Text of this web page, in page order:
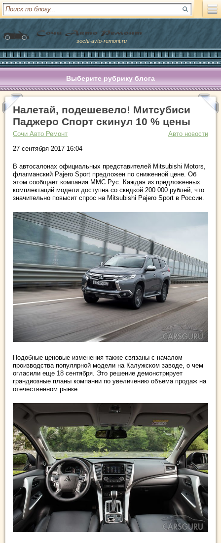
sochi-avto-remont.ru
Выберите рубрику блога
Налетай, подешевело! Митсубиси
Паджеро Спорт скинул 10 % цены
Сочи Авто Ремонт
Авто новости
27 сентября 2017 16:04
В автосалонах официальных представителей Mitsubishi Motors,
флагманский Pajero Sport предложен по сниженной цене. Об
этом сообщает компания ММС Руc. Каждая из предложенных
комплектаций модели доступна со скидкой 200 000 рублей, что
значительно повысит спрос на Mitsubishi Pajero Sport в России.
Подобные ценовые изменения также связаны с началом
производства популярной модели на Калужском заводе, о чем
огласили еще 18 сентября. Это решение демонстрирует
грандиозные планы компании по увеличению объема продаж на
отечественном рынке.